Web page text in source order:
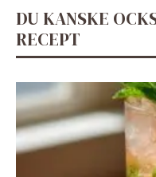
DU KANSKE
RECEPT